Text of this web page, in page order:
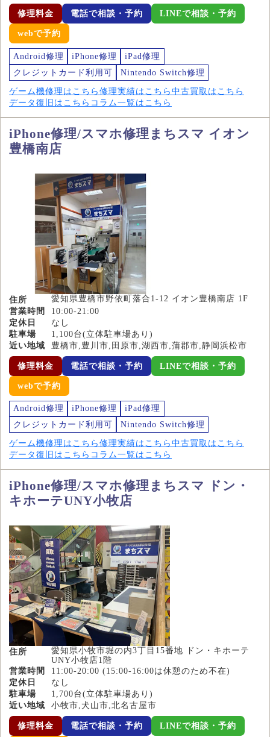
修理料金 電話で相談・予約 LINEで相談・予約
webで予約
Android修理 iPhone修理
iPad修理
クレジットカード利用可
Nintendo Switch修理
ゲーム機修理はこちら 修理実績はこちら 中古買取はこちら
データ復旧はこちら コラム一覧はこちら
iPhone修理/スマホ修理まちスマ イオン
豊橋南店
住所
愛知県豊橋市野依町落合1-12 イオン豊橋南店 1F
営業時間
10:00-21:00
定休日
なし
駐車場
1,100台(立体駐車場あり)
近い地域
豊橋市,豊川市,田原市,湖西市,蒲郡市,静岡浜松市
修理料金 電話で相談・予約 LINEで相談・予約
webで予約
Android修理 iPhone修理
iPad修理
クレジットカード利用可
Nintendo Switch修理
ゲーム機修理はこちら 修理実績はこちら 中古買取はこちら
データ復旧はこちら コラム一覧はこちら
iPhone修理/スマホ修理まちスマ ドン・
キホーテUNY小牧店
住所
愛知県小牧市堀の内3丁目15番地 ドン・キホーテ
UNY小牧店1階
営業時間
11:00-20:00 (15:00-16:00は休憩のため不在)
定休日
なし
駐車場
1,700台(立体駐車場あり)
近い地域
小牧市,犬山市,北名古屋市
修理料金 電話で相談・予約 LINEで相談・予約